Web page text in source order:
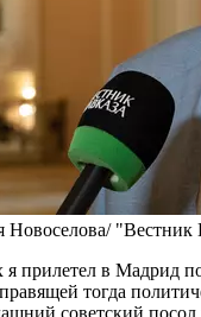
"Вестник
я прилетел в Мадрид
тогда
советский